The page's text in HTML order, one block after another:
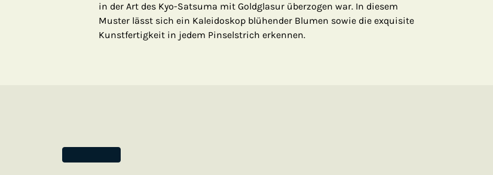
in der Art des Kyo-Satsuma mit Goldglasur überzogen war. In diesem
Muster lässt sich ein Kaleidoskop blühender Blumen sowie die exquisite
Kunstfertigkeit in jedem Pinselstrich erkennen.